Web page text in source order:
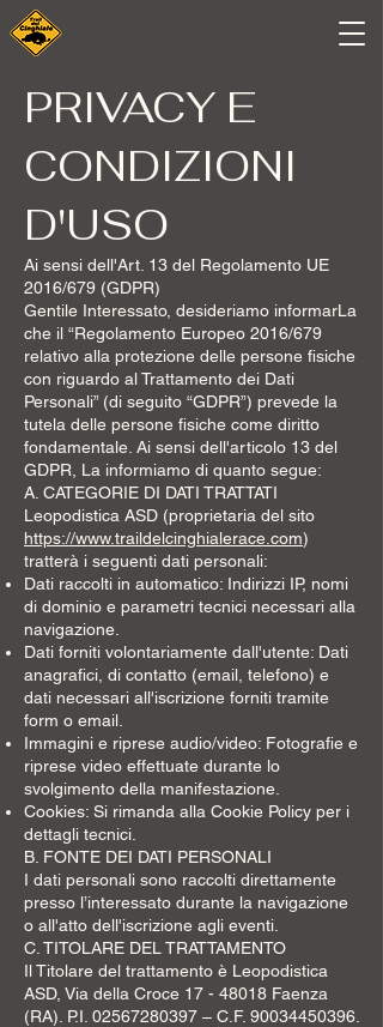
PRIVACY E
CONDIZIONI
D'USO
Ai sensi dell'Art. 13 del Regolamento UE
2016/679 (GDPR)
Gentile Interessato, desideriamo informarLa
che il “Regolamento Europeo 2016/679
relativo alla protezione delle persone fisiche
con riguardo al Trattamento dei Dati
Personali” (di seguito “GDPR”) prevede la
tutela delle persone fisiche come diritto
fondamentale. Ai sensi dell'articolo 13 del
GDPR, La informiamo di quanto segue:
A. CATEGORIE DI DATI TRATTATI
Leopodistica ASD (proprietaria del sito
https://www.traildelcinghialerace.com)
tratterà i seguenti dati personali:
Dati raccolti in automatico: Indirizzi IP, nomi
di dominio e parametri tecnici necessari alla
navigazione.
Dati forniti volontariamente dall'utente: Dati
anagrafici, di contatto (email, telefono) e
dati necessari all'iscrizione forniti tramite
form o email.
Immagini e riprese audio/video: Fotografie e
riprese video effettuate durante lo
svolgimento della manifestazione.
Cookies: Si rimanda alla Cookie Policy per i
dettagli tecnici.
B. FONTE DEI DATI PERSONALI
I dati personali sono raccolti direttamente
presso l’interessato durante la navigazione
o all'atto dell'iscrizione agli eventi.
C. TITOLARE DEL TRATTAMENTO
Il Titolare del trattamento è Leopodistica
ASD, Via della Croce 17 - 48018 Faenza
(RA). P.I. 02567280397 – C.F. 90034450396